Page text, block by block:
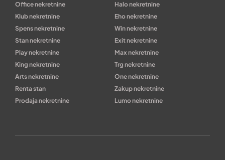
Office nekretnine
Halo nekretnine
Klub nekretnine
Eho nekretnine
Spens nekretnine
Win nekretnine
Stan nekretnine
Exit nekretnine
Play nekretnine
Max nekretnine
King nekretnine
Trg nekretnine
Arts nekretnine
One nekretnine
Renta stan
Zakup nekretnine
Prodaja nekretnine
Lumo nekretnine